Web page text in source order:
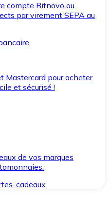
compte Bitnovo ou
par virement SEPA au
Mastercard pour acheter
et sécurisé !
de vos marques
cadeaux